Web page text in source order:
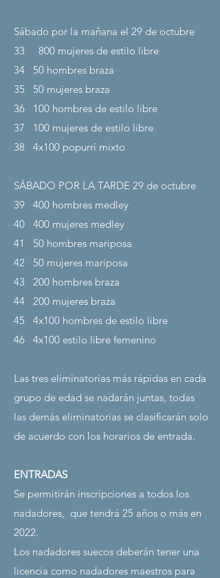
Sábado por la mañana el 29 de octubre
33
800 mujeres de estilo libre
34
50 hombres braza
35
50 mujeres braza
36
100 hombres de estilo libre
37
100 mujeres de estilo libre
38
4x100 popurrí mixto
SÁBADO POR LA TARDE 29 de octubre
39
400 hombres medley
40
400 mujeres medley
41
50 hombres mariposa
42
50 mujeres mariposa
43
200 hombres braza
44
200 mujeres braza
45
4x100 hombres de estilo libre
46
4x100 estilo libre femenino
Las tres eliminatorias más rápidas en cada
grupo de edad se nadarán juntas, todas
las demás eliminatorias se clasificarán solo
de acuerdo con los horarios de entrada.
ENTRADAS
Se permitirán inscripciones a todos los
nadadores, que tendrá 25 años o más en
2022.
Los nadadores suecos deberán tener una
licencia como nadadores maestros para